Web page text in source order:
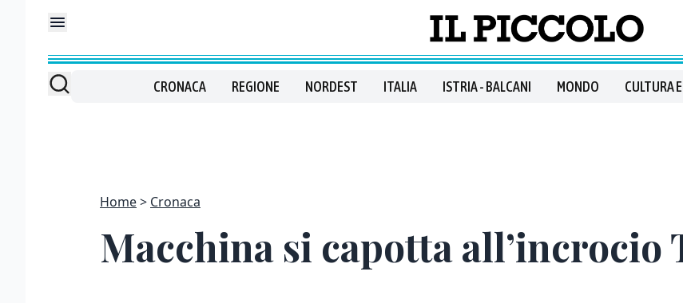
CRONACA REGIONE NORDEST ITALIA ISTRIA - BALCANI MONDO CULTURA
Home Cronaca
Macchina si capotta